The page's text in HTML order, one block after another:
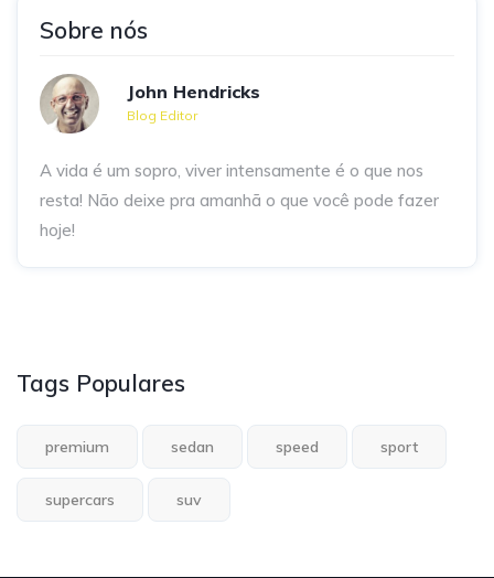
Sobre nós
John Hendricks
Blog Editor
A vida é um sopro, viver intensamente é o que nos
resta! Não deixe pra amanhã o que você pode fazer
hoje!
Tags Populares
premium sedan speed sport
supercars suv